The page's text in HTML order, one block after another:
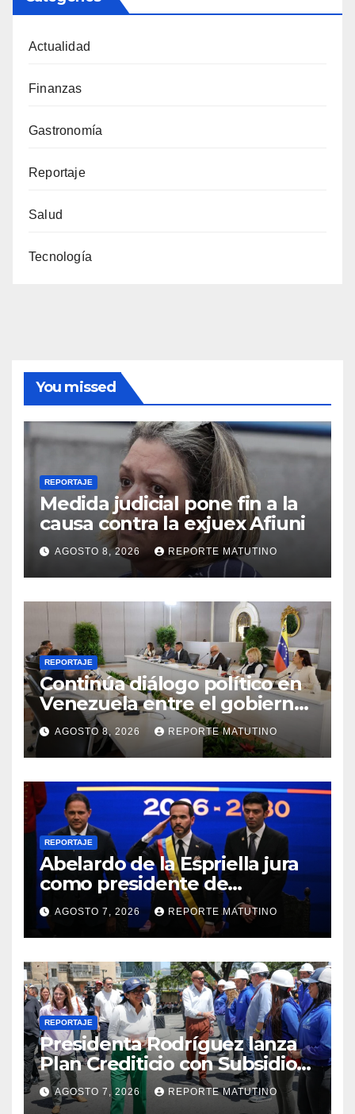
Actualidad
Finanzas
Gastronomía
Reportaje
Salud
Tecnología
You missed
REPORTAJE
Medida judicial pone fin a la
causa contra la exjuex Afiuni
AGOSTO 8, 2026 REPORTE MATUTINO
REPORTAJE
Continúa diálogo político en
Venezuela entre el gobierno
y la oposición
AGOSTO 8, 2026 REPORTE MATUTINO
REPORTAJE
Abelardo de la Espriella jura
como presidente de
Colombia para el periodo
2026-2030
AGOSTO 7, 2026 REPORTE MATUTINO
REPORTAJE
Presidenta Rodríguez lanza
Plan Crediticio con Subsidio
Directo en encuentro con
Juntas de Condominio
AGOSTO 7, 2026 REPORTE MATUTINO